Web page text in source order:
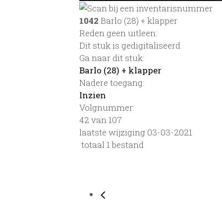
1042 Barlo (28) + klapper
Reden geen uitleen:
Dit stuk is gedigitaliseerd
Ga naar dit stuk:
Barlo (28) + klapper
Nadere toegang:
Inzien
Volgnummer:
42 van 107
laatste wijziging 03-03-2021
totaal 1 bestand